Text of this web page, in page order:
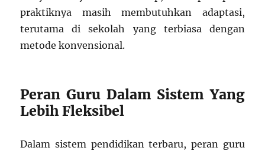
praktiknya masih membutuhkan adaptasi,
terutama di sekolah yang terbiasa dengan
metode konvensional.
Peran Guru Dalam Sistem Yang
Lebih Fleksibel
Dalam sistem pendidikan terbaru, peran guru